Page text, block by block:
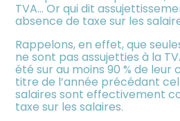
TVA… Or qui dit
absence de taxe sur les
Rappelons, en effet, que
ne sont pas assujetties à la
été sur au moins 90 % de leur
titre de l’année précédant
salaires sont effectivement
taxe sur les salaires.